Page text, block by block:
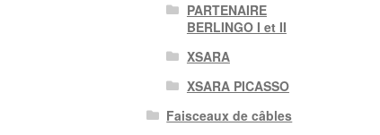
PARTENAIRE
BERLINGO I et II
XSARA
XSARA PICASSO
Faisceaux de câbles